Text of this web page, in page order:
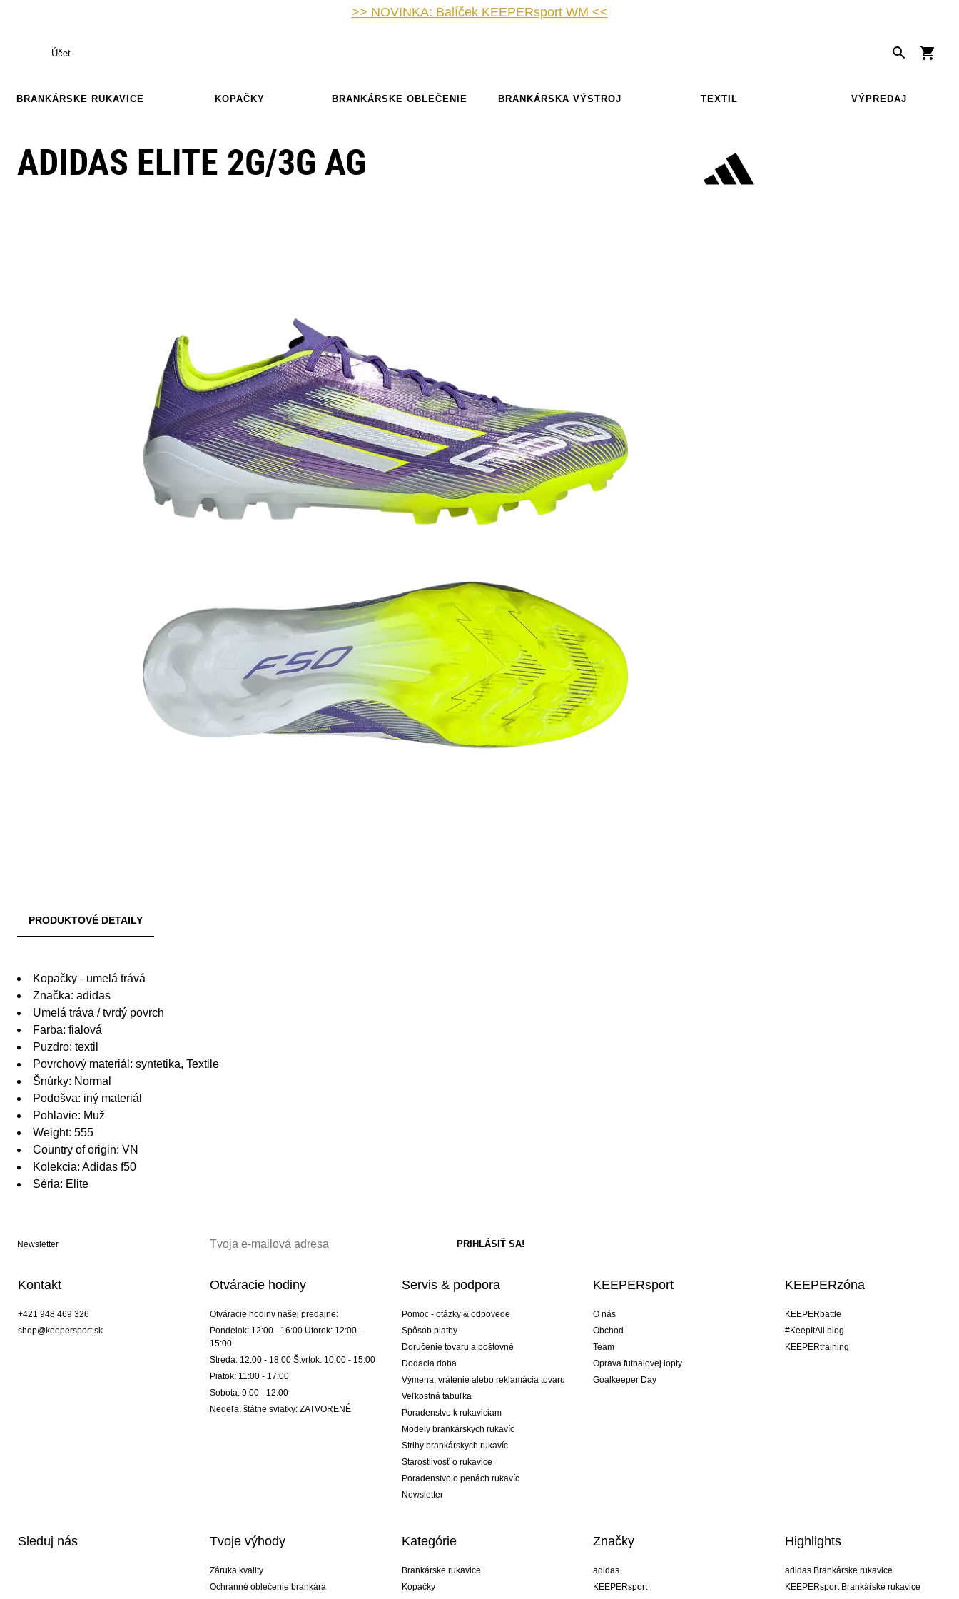
>> NOVINKA: Balíček KEEPERsport WM <<
Účet
BRANKÁRSKE RUKAVICE KOPAČKY BRANKÁRSKE OBLEČENIE BRANKÁRSKA VÝSTROJ TEXTIL VÝPREDAJ
ADIDAS ELITE 2G/3G AG
PRODUKTOVÉ DETAILY
Kopačky - umelá trává
Značka: adidas
Umelá tráva / tvrdý povrch
Farba: fialová
Puzdro: textil
Povrchový materiál: syntetika, Textile
Šnúrky: Normal
Podošva: iný materiál
Pohlavie: Muž
Weight: 555
Country of origin: VN
Kolekcia: Adidas f50
Séria: Elite
Newsletter
Kontakt
+421 948 469 326
shop@keepersport.sk
Otváracie hodiny
Otváracie hodiny našej predajne:
Pondelok: 12:00 - 16:00 Utorok: 12:00 -
15:00
Streda: 12:00 - 18:00 Štvrtok: 10:00 - 15:00
Piatok: 11:00 - 17:00
Sobota: 9:00 - 12:00
Nedeľa, štátne sviatky: ZATVORENÉ
Servis & podpora
Pomoc - otázky & odpovede
Spôsob platby
Doručenie tovaru a poštovné
Dodacia doba
Výmena, vrátenie alebo reklamácia tovaru
Veľkostná tabuľka
Poradenstvo k rukaviciam
Modely brankárskych rukavíc
Strihy brankárskych rukavíc
Starostlivosť o rukavice
Poradenstvo o penách rukavíc
Newsletter
KEEPERsport
O nás
Obchod
Team
Oprava futbalovej lopty
Goalkeeper Day
KEEPERzóna
KEEPERbattle
#KeepItAll blog
KEEPERtraining
Sleduj nás Tvoje výhody
Záruka kvality
Ochranné oblečenie brankára
Kategórie
Brankárske rukavice
Kopačky
Značky
adidas
KEEPERsport
Highlights
adidas Brankárske rukavice
KEEPERsport Brankářské rukavice